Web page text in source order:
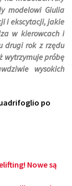
modelowi Giulia
i ekscytacji, jakie
w kierowcach i
drugi rok z rzędu
wytrzymuje próbę
wysokich
po
Nowe są